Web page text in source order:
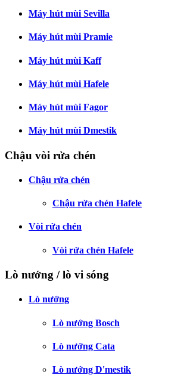
Máy hút mùi Sevilla
Máy hút mùi Pramie
Máy hút mùi Kaff
Máy hút mùi Hafele
Máy hút mùi Fagor
Máy hút mùi Dmestik
Chậu vòi rửa chén
Chậu rửa chén
Chậu rửa chén Hafele
Vòi rửa chén
Vòi rửa chén Hafele
Lò nướng / lò vi sóng
Lò nướng
Lò nướng Bosch
Lò nướng Cata
Lò nướng D'mestik